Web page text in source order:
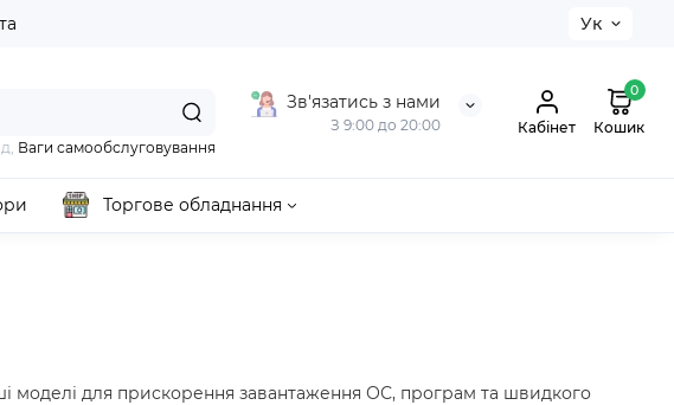
Ук
Зв'язатись з нами
З 9:00 до 20:00
Ваги самообслуговування
Кабінет
0
Кошик
Торгове обладнання
моделі для прискорення завантаження ОС, програм та швидкого